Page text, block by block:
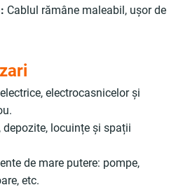
Cablul rămâne maleabil, ușor de
electrocasnicelor și
depozite, locuințe și spații
de mare putere: pompe,
etc.